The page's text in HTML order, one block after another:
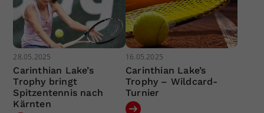
28.05.2025
Carinthian Lake’s
Trophy bringt
Spitzentennis nach
Kärnten
16.05.2025
Carinthian Lake’s
Trophy – Wildcard-
Turnier